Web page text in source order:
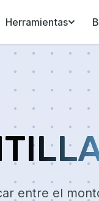
Herramientas
entre el